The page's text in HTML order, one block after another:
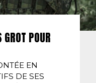
GROT POUR
EN
DE SES